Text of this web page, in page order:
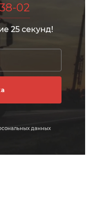
02
25 секунд!
данных